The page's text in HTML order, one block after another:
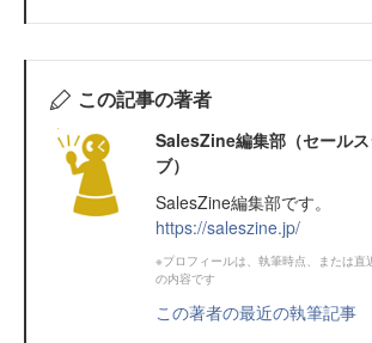
この記事の著者
SalesZine編集部（セール
ブ）
SalesZine編集部です。
https://saleszine.jp/
※プロフィールは、執筆時点、または直
の内容です
この著者の最近の執筆記事